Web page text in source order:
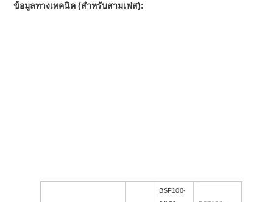
ข้อมูลทางเทคนิค (สำหรับสามเฟส):
BSF100-